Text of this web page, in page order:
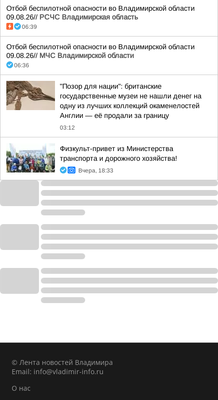
Отбой беспилотной опасности во Владимирской области
09.08.26// РСЧС Владимирская область
06:39
Отбой беспилотной опасности во Владимирской области
09.08.26// МЧС Владимирской области
06:36
"Позор для нации": британские
государственные музеи не нашли денег на
одну из лучших коллекций окаменелостей
Англии — её продали за границу
03:12
Физкульт-привет из Министерства
транспорта и дорожного хозяйства!
Вчера, 18:33
© Лента новостей Владимира
Email: info@vladimir-info.ru
О нас